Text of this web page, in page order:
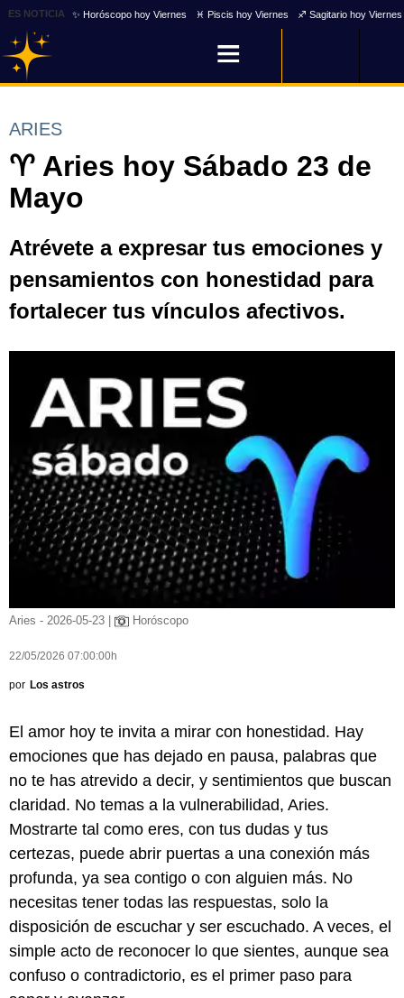
ES NOTICIA ✨ Horóscopo hoy Viernes ♓ Piscis hoy Viernes ♐ Sagitario hoy Viernes
ARIES
♈ Aries hoy Sábado 23 de
Mayo
Atrévete a expresar tus emociones y
pensamientos con honestidad para
fortalecer tus vínculos afectivos.
Aries - 2026-05-23 | Horóscopo
22/05/2026 07:00:00h
por Los astros
El amor hoy te invita a mirar con honestidad. Hay
emociones que has dejado en pausa, palabras que
no te has atrevido a decir, y sentimientos que buscan
claridad. No temas a la vulnerabilidad, Aries.
Mostrarte tal como eres, con tus dudas y tus
certezas, puede abrir puertas a una conexión más
profunda, ya sea contigo o con alguien más. No
necesitas tener todas las respuestas, solo la
disposición de escuchar y ser escuchado. A veces, el
simple acto de reconocer lo que sientes, aunque sea
confuso o contradictorio, es el primer paso para